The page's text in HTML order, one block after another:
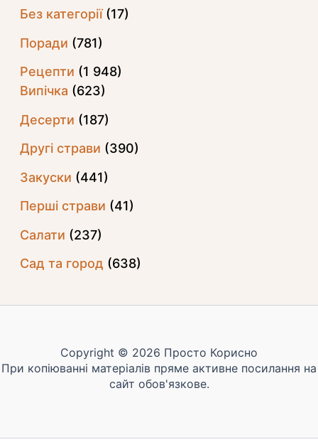
Без категорії(17)
Поради (781)
Рецепти (1 948)
Випічка (623)
Десерти (187)
Другі страви (390)
Закуски (441)
Перші страви (41)
Салати (237)
Сад та город (638)
Copyright © 2026 Просто Корисно
При копіюванні матеріалів пряме активне посилання на
сайт обов'язкове.